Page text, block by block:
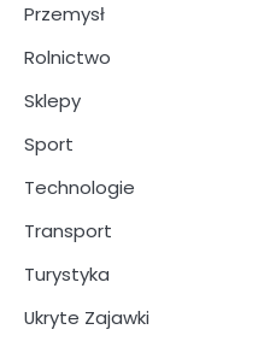
Przemysł
Rolnictwo
Sklepy
Sport
Technologie
Transport
Turystyka
Ukryte Zajawki